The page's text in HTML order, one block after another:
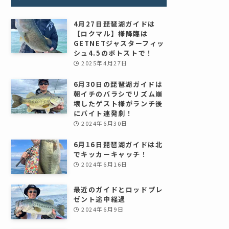
4月27日琵琶湖ガイドは
【ロクマル】様降臨は
GETNETジャスターフィッ
シュ4.5のボトストで！
2025年4月27日
6月30日の琵琶湖ガイドは
朝イチのバラシでリズム崩
壊したゲスト様がランチ後
にバイト連発劇！
2024年6月30日
6月16日琵琶湖ガイドは北
でキッカーキャッチ！
2024年6月16日
最近のガイドとロッドプレ
ゼント途中経過
2024年6月9日